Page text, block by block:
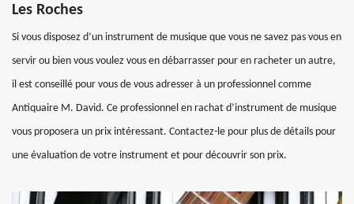
Les Roches
Si vous disposez d’un instrument de musique que vous ne savez pas vous en
servir ou bien vous voulez vous en débarrasser pour en racheter un autre,
il est conseillé pour vous de vous adresser à un professionnel comme
Antiquaire M. David. Ce professionnel en rachat d’instrument de musique
vous proposera un prix intéressant. Contactez-le pour plus de détails pour
une évaluation de votre instrument et pour découvrir son prix.